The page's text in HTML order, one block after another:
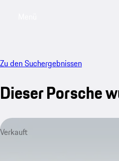
Zu den Suchergebnissen
Dieser Porsche
Verkauft